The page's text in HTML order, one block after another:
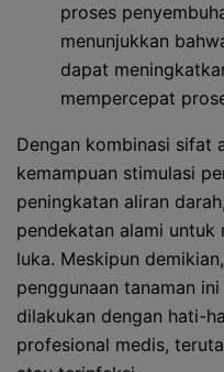
proses
menunjukkan
dapat
mempercepat
Dengan kombinasi sifat
kemampuan stimulasi
peningkatan aliran
pendekatan alami untuk
luka. Meskipun
penggunaan tanaman
dilakukan dengan hati-
profesional medis,